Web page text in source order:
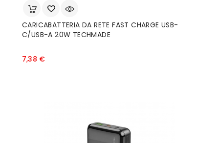
CARICABATTERIA DA RETE FAST CHARGE USB-
C/USB-A 20W TECHMADE
7,38 €Prezzo